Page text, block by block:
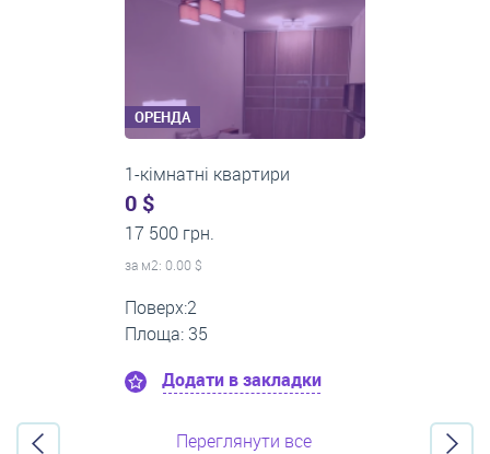
ОРЕНДА
3-кімнатні квартири
500 $
0 грн.
за м2: 8.33 $
Поверх:3
Площа: 60
Додати в закладки
Переглянути все